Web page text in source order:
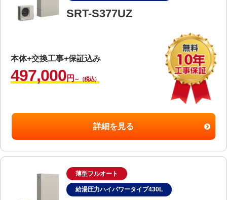
SRT-S377UZ
本体+交換工事+保証込み
497,000円 ～（税込）
詳細を見る
薄型フルオート
給湯圧力ハイパワータイプ430L